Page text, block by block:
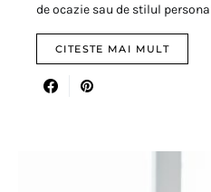
de ocazie sau de stilul
CITESTE MAI MULT